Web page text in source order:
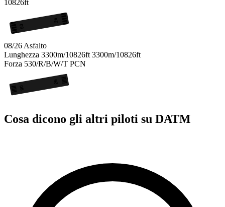
10826ft
26
08
08/26 Asfalto
Lunghezza 3300m/10826ft 3300m/10826ft
Forza 530/R/B/W/T PCN
26
08
Cosa dicono gli altri piloti su DATM